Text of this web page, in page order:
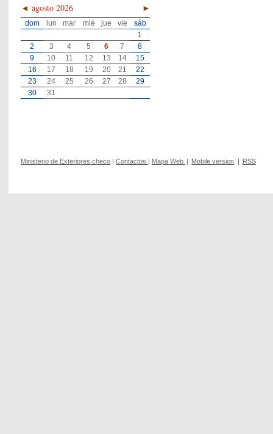
◄ ►
agosto 2026
dom lun mar mié jue vie
sáb
1
2
3 4 5 6 7
8
9
10 11 12 13 14
15
16
17 18 19 20 21
22
23
24 25 26 27 28
29
30
31
Ministerio de Exteriores checo Contactos Mapa Web Mobile version RSS